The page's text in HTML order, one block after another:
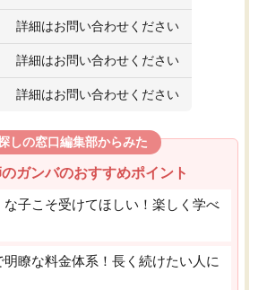
詳細はお問い合わせください
詳細はお問い合わせください
詳細はお問い合わせください
しの窓口編集部からみた
ガンバのおすすめポイント
な子こそ受けてほしい！楽しく学べ
明瞭な料金体系！長く続けたい人に